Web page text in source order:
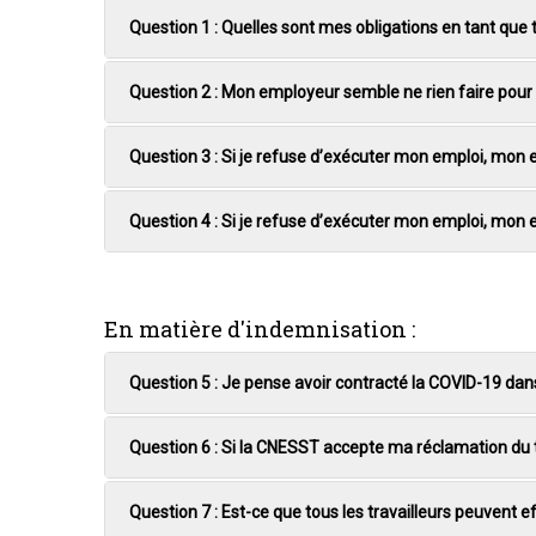
Question 1 : Quelles sont mes obligations en tant
Réponse :Selon la Loi sur la santé et la sécurité du
Question 2 : Mon employeur semble ne rien faire
Réponse :Si votre emploi représente un danger pour
physique d’une autre personne.
Question 3 : Si je refuse d’exécuter mon emploi,
Réponse :Non. Si vous refusez d’exécuter votre
Question 4 : Si je refuse d’exécuter mon emploi,
En matière d'indemnisation :
Question 5 : Je pense avoir contracté la COVID-19
Réponse :Initialement, vous devez obtenir un
Attention, vous devrez être en mesure de
Question 6 : Si la CNESST accepte ma réclamation
Réponse :Advenant que vous seriez incapable
Question 7 : Est-ce que tous les travailleurs peuvent